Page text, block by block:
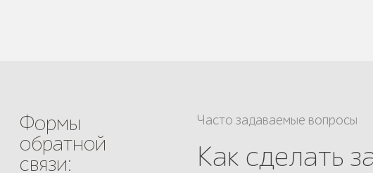
Формы
обратной
связи:
Часто задаваемые вопросы
Как сделать